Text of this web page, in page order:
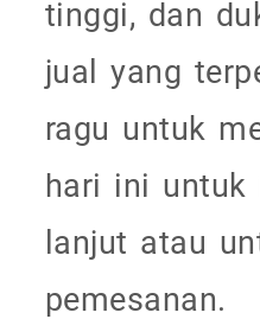
tinggi, dan
jual yang
ragu untuk
hari ini untuk
lanjut atau
pemesanan.